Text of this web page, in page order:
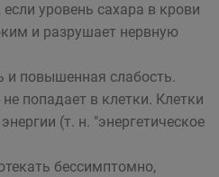
уровень сахара в крови
и разрушает нервную
и повышенная слабость.
попадает в клетки. Клетки
(т. н. "энергетическое
бессимптомно,